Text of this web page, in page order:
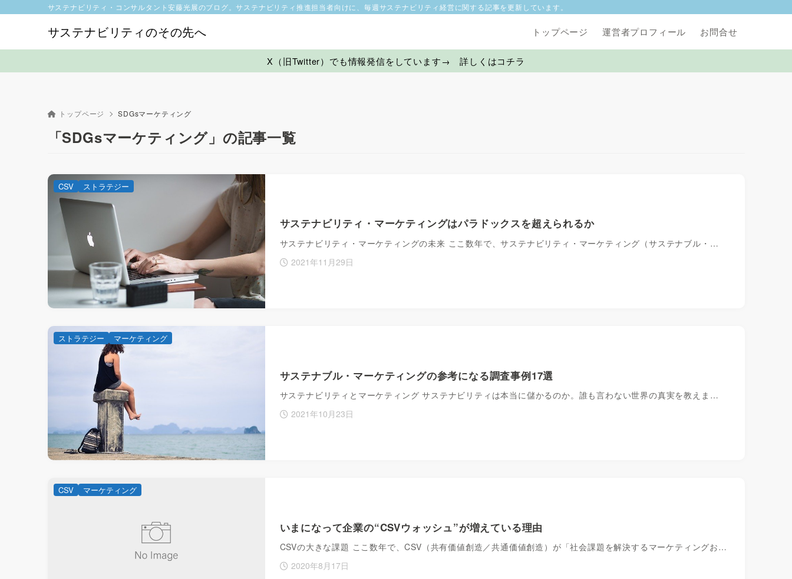
サステナビリティのその先へ
サステナビリティ・コンサルタント安藤光展のブログ。サステナビリティ推進担当者向けに、毎週サステナビリティ経営に関する記事を更新しています。
トップページ 運営者プロフィール お問合せ
X（旧Twitter）でも情報発信をしています→ 詳しくはコチラ
トップページ SDGsマーケティング
「SDGsマーケティング」の記事一覧
サステナビリティ・マーケティングはパラドックスを超えられるか
サステナビリティ・マーケティングの未来 ここ数年で、サステナビリティ・マーケティング（サステナブル・…
2021年11月29日
CSV ストラテジー
サステナブル・マーケティングの参考になる調査事例17選
サステナビリティとマーケティング サステナビリティは本当に儲かるのか。誰も言わない世界の真実を教えま…
2021年10月23日
ストラテジー マーケティング
いまになって企業の“CSVウォッシュ”が増えている理由
CSVの大きな課題 ここ数年で、CSV（共有価値創造／共通価値創造）が「社会課題を解決するマーケティングお…
2020年8月17日
CSV マーケティング